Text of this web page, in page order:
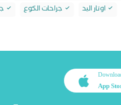
اوتار اليد جراحات الكوع
App